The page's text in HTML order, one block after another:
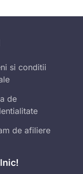
si conditii
de
de afiliere